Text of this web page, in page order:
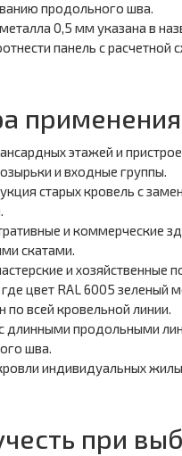
продольного шва.
0,5 мм указана в
панель с расчетной
этажей и
и входные группы.
старых кровель с
и коммерческие
скатами.
и хозяйственные
цвет RAL 6005 зеленый
всей кровельной линии.
длинными продольными
шва.
индивидуальных
при